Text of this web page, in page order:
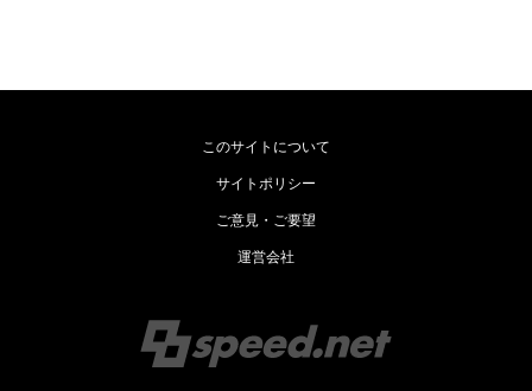
このサイトについて
サイトポリシー
ご意見・ご要望
運営会社